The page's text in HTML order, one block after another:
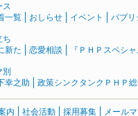
ス
一覧
おしらせ イベント パブリ
ち
新た
恋愛相談 『ＰＨＰスペシ
別
幸之助
政策シンクタンクＰＨＰ
内 社会活動 採用募集 メール